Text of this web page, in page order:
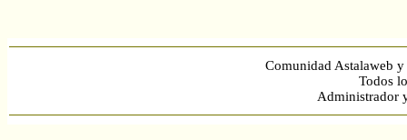
Comunidad Astalaweb
Todos
Administrador